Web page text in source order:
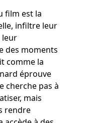
film est la
infiltre leur
leur
des moments
comme la
éprouve
cherche pas à
mais
rendre